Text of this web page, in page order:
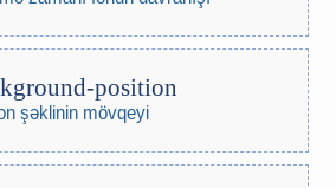
position
şəklinin mövqeyi